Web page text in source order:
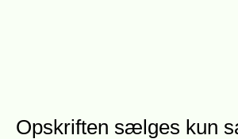
Opskriften sælges kun